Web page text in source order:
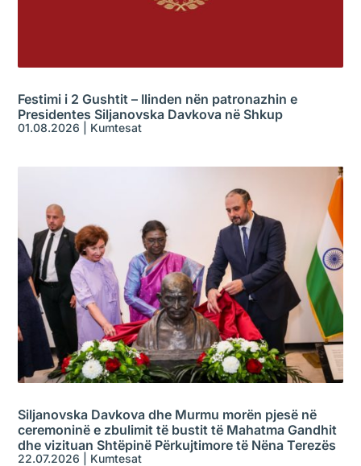
Festimi i 2 Gushtit – Ilinden nën patronazhin e
Presidentes Siljanovska Davkova në Shkup
01.08.2026 Kumtesat
Siljanovska Davkova dhe Murmu morën pjesë në
ceremoninë e zbulimit të bustit të Mahatma Gandhit
dhe vizituan Shtëpinë Përkujtimore të Nëna Terezës
22.07.2026 Kumtesat